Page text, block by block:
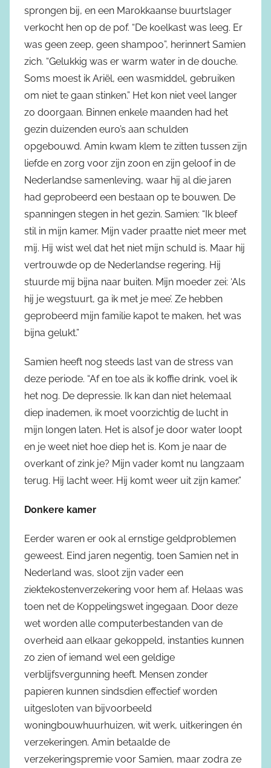
sprongen bij, en een Marokkaanse buurtslager
verkocht hen op de pof. “De koelkast was leeg. Er
was geen zeep, geen shampoo”, herinnert Samien
zich. “Gelukkig was er warm water in de douche.
Soms moest ik Ariël, een wasmiddel, gebruiken
om niet te gaan stinken.” Het kon niet veel langer
zo doorgaan. Binnen enkele maanden had het
gezin duizenden euro’s aan schulden
opgebouwd. Amin kwam klem te zitten tussen zijn
liefde en zorg voor zijn zoon en zijn geloof in de
Nederlandse samenleving, waar hij al die jaren
had geprobeerd een bestaan op te bouwen. De
spanningen stegen in het gezin. Samien: “Ik bleef
stil in mijn kamer. Mijn vader praatte niet meer met
mij. Hij wist wel dat het niet mijn schuld is. Maar hij
vertrouwde op de Nederlandse regering. Hij
stuurde mij bijna naar buiten. Mijn moeder zei: ‘Als
hij je wegstuurt, ga ik met je mee’. Ze hebben
geprobeerd mijn familie kapot te maken, het was
bijna gelukt.”
Samien heeft nog steeds last van de stress van
deze periode. “Af en toe als ik koffie drink, voel ik
het nog. De depressie. Ik kan dan niet helemaal
diep inademen, ik moet voorzichtig de lucht in
mijn longen laten. Het is alsof je door water loopt
en je weet niet hoe diep het is. Kom je naar de
overkant of zink je? Mijn vader komt nu langzaam
terug. Hij lacht weer. Hij komt weer uit zijn kamer.”
Donkere kamer
Eerder waren er ook al ernstige geldproblemen
geweest. Eind jaren negentig, toen Samien net in
Nederland was, sloot zijn vader een
ziektekostenverzekering voor hem af. Helaas was
toen net de Koppelingswet ingegaan. Door deze
wet worden alle computerbestanden van de
overheid aan elkaar gekoppeld, instanties kunnen
zo zien of iemand wel een geldige
verblijfsvergunning heeft. Mensen zonder
papieren kunnen sindsdien effectief worden
uitgesloten van bijvoorbeeld
woningbouwhuurhuizen, wit werk, uitkeringen én
verzekeringen. Amin betaalde de
verzekeringspremie voor Samien, maar zodra ze